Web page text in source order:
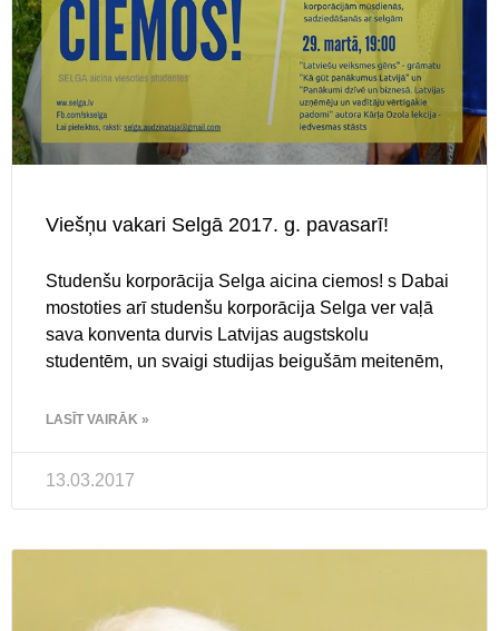
Viešņu vakari Selgā 2017. g. pavasarī!
Studenšu korporācija Selga aicina ciemos! s Dabai
mostoties arī studenšu korporācija Selga ver vaļā
sava konventa durvis Latvijas augstskolu
studentēm, un svaigi studijas beigušām meitenēm,
LASĪT VAIRĀK »
13.03.2017